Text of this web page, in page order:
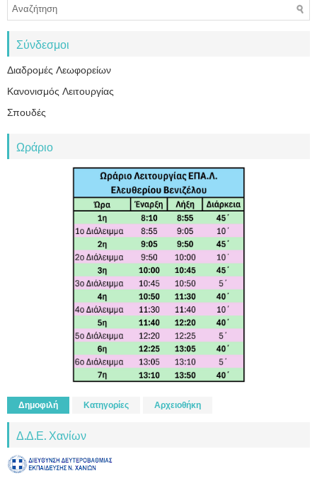
Σύνδεσμοι
Διαδρομές Λεωφορείων
Κανονισμός Λειτουργίας
Σπουδές
Ωράριο
Δημοφιλή Κατηγορίες Αρχειοθήκη
Δ.Δ.Ε. Χανίων